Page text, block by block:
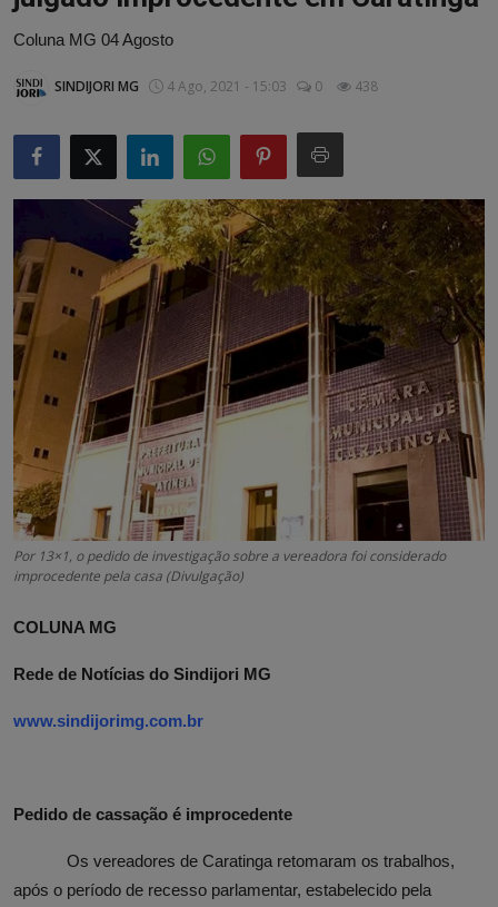
Matérias / Parcerias
Coluna MG 04 Agosto
SINDIJORI MG 4 Ago, 2021 - 15:03 0 438
Por 13×1, o pedido de investigação sobre a vereadora foi considerado
improcedente pela casa (Divulgação)
COLUNA MG
Rede de Notícias do Sindijori MG
www.sindijorimg.com.br
Pedido de cassação é improcedente
Os vereadores de Caratinga retomaram os trabalhos,
após o período de recesso parlamentar, estabelecido pela